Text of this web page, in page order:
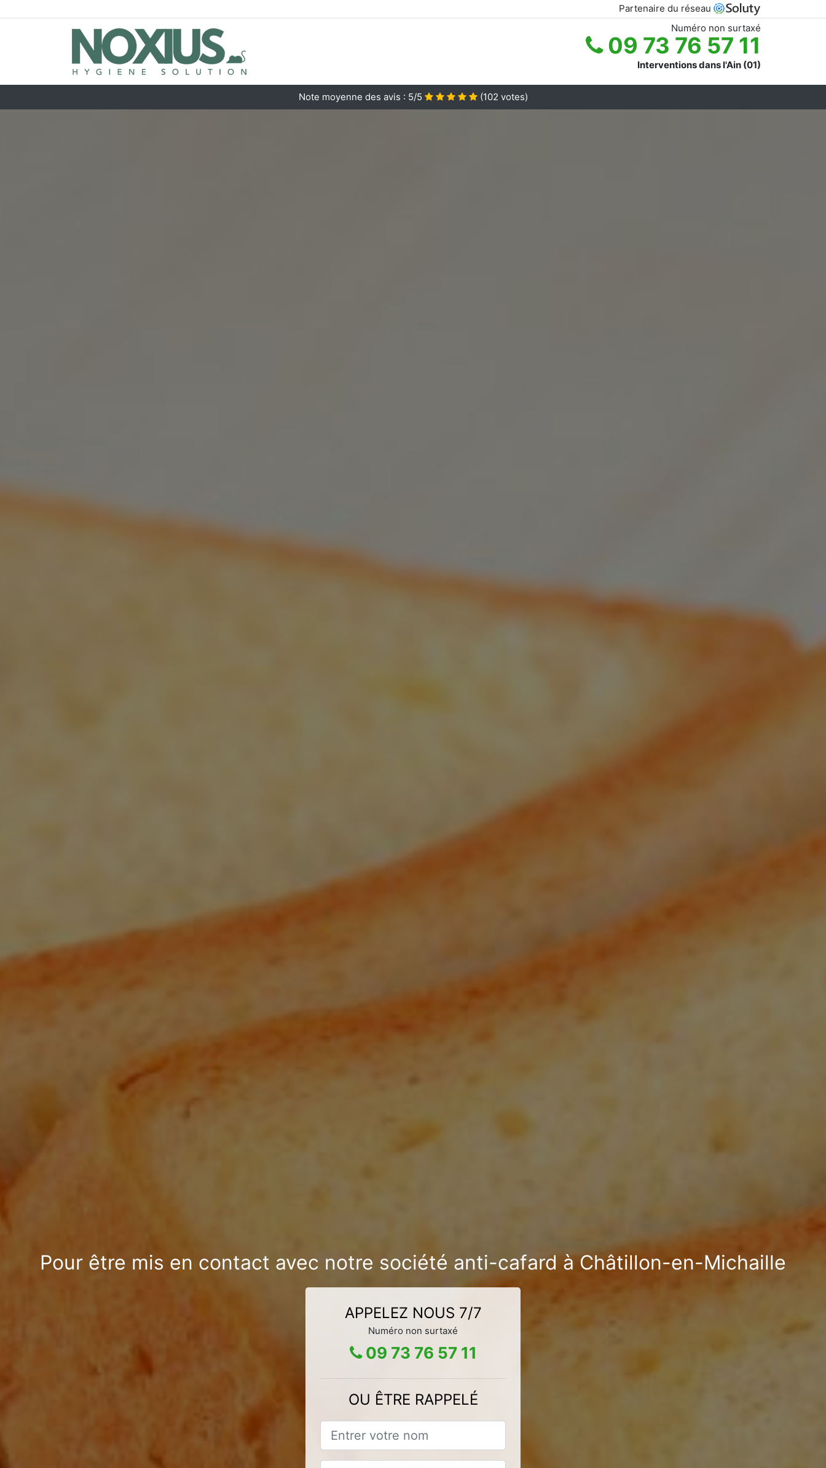
Partenaire du réseau
Numéro non surtaxé
09 73 76 57 11
Interventions dans l'Ain (01)
Note moyenne des avis : 5/5 (102 votes)
Pour être mis en contact avec notre société anti-cafard à Châtillon-en-Michaille
APPELEZ NOUS 7/7
Numéro non surtaxé
09 73 76 57 11
OU ÊTRE RAPPELÉ